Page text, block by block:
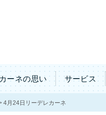
ーネの思い サービス
4月24日リーデレカーネ